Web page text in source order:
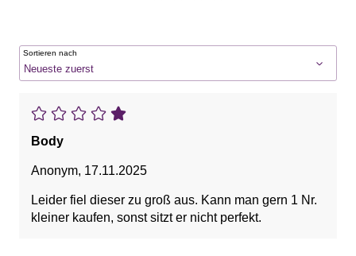
Sortieren nach
Body
Anonym, 17.11.2025
Leider fiel dieser zu groß aus. Kann man gern 1 Nr.
kleiner kaufen, sonst sitzt er nicht perfekt.